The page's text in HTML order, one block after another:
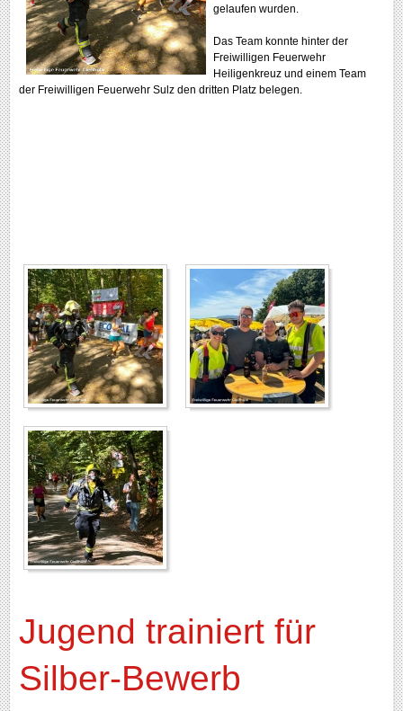
gelaufen wurden.
Das Team konnte hinter der
Freiwilligen Feuerwehr
Heiligenkreuz und einem Team
der Freiwilligen Feuerwehr Sulz den dritten Platz belegen.
Jugend trainiert für
Silber-Bewerb